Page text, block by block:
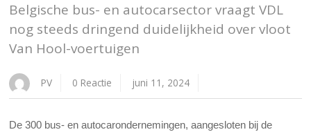
Belgische bus- en autocarsector vraagt VDL
nog steeds dringend duidelijkheid over vloot
Van Hool-voertuigen
PV 0 Reactie juni 11, 2024
De 300 bus- en autocarondernemingen, aangesloten bij de